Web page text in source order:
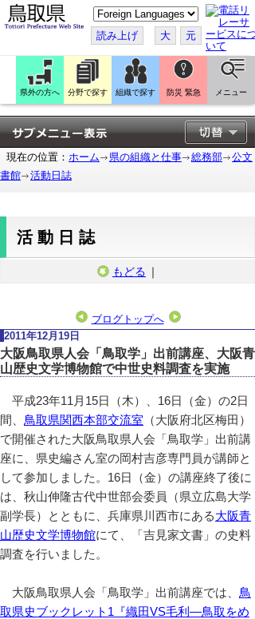
こ
の
ペ
ー
ジ
翻
訳
す
る
読み上げ 大 元
県外の方へ 分野で探す 組織で探す 防災 緊急 メニュー
現在の位置： ホーム 県の組織と仕事 総務部
公文
書館
活動日誌
活動日誌
もどる ｜
ブログトップへ
2011年12月19日
大阪鳥取県人会「鳥取学」出前講座、大阪青
山歴史文学博物館で中世史料調査を実施
平成23年11月15日（木）、16日（金）の2日
間、 鳥取県関西本部交流室 （大阪府北区梅田）
で開催された大阪鳥取県人会「鳥取学」出前講
座に、県史編さん室の岡村吉彦専門員が講師と
して参加しました。16日（金）の講座終了後に
は、秋山伸隆古代中世部会委員（県立広島大学
副学長）とともに、兵庫県川西市にある大阪青
山歴史文学博物館にて、「吉見家文書」の史料
調査を行いました。
大阪鳥取県人会「鳥取学」出前講座では、 鳥
取県史ブックレット1『織田VS毛利―鳥取をめ